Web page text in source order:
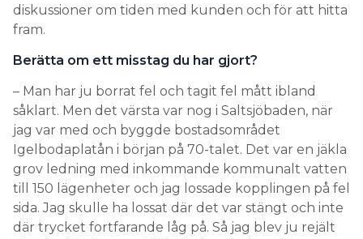
diskussioner om tiden med kunden och för att hitta
fram.
Berätta om ett misstag du har gjort?
– Man har ju borrat fel och tagit fel mått ibland
såklart. Men det värsta var nog i Saltsjöbaden, när
jag var med och byggde bostadsområdet
Igelbodaplatån i början på 70-talet. Det var en jäkla
grov ledning med inkommande kommunalt vatten
till 150 lägenheter och jag lossade kopplingen på fel
sida. Jag skulle ha lossat där det var stängt och inte
där trycket fortfarande låg på. Så jag blev ju rejält